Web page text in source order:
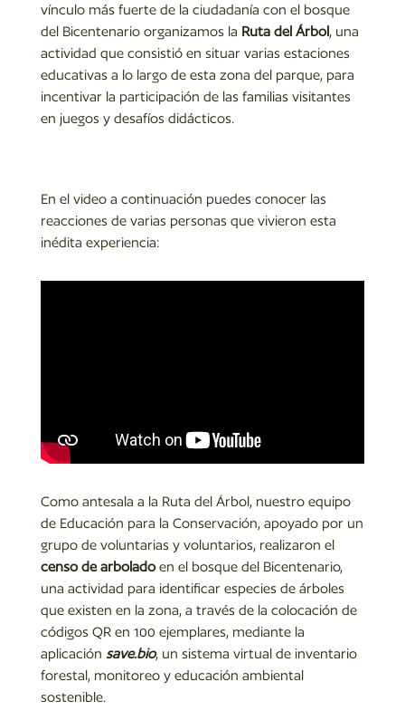
vínculo más fuerte de la ciudadanía con el bosque
del Bicentenario organizamos la Ruta del Árbol, una
actividad que consistió en situar varias estaciones
educativas a lo largo de esta zona del parque, para
incentivar la participación de las familias visitantes
en juegos y desafíos didácticos.
En el video a continuación puedes conocer las
reacciones de varias personas que vivieron esta
inédita experiencia:
Como antesala a la Ruta del Árbol, nuestro equipo
de Educación para la Conservación, apoyado por un
grupo de voluntarias y voluntarios, realizaron el
censo de arboladoen el bosque del Bicentenario,
una actividad para identificar especies de árboles
que existen en la zona, a través de la colocación de
códigos QR en 100 ejemplares, mediante la
aplicación save.bio, un sistema virtual de inventario
forestal, monitoreo y educación ambiental
sostenible.